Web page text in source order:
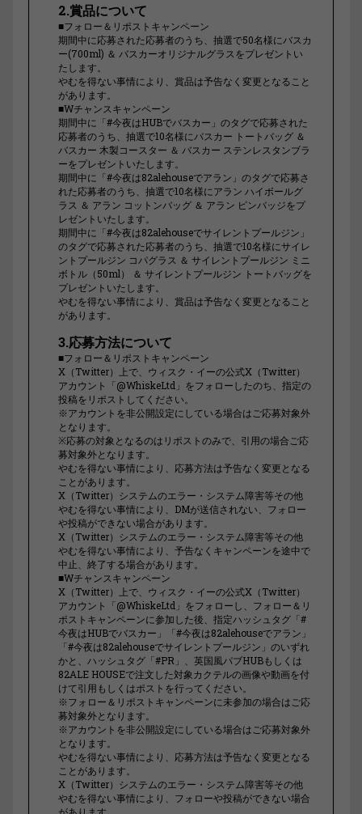
2.賞品について
■フォロー＆リポストキャンペーン
期間中に応募された応募者のうち、抽選で50名様にバスカ
ー(700ml) ＆ バスカーオリジナルグラスをプレゼントい
たします。
やむを得ない事情により、賞品は予告なく変更となること
があります。
■Wチャンスキャンペーン
期間中に「#今夜はHUBでバスカー」のタグで応募された
応募者のうち、抽選で10名様にバスカー トートバッグ ＆
バスカー 木製コースター ＆ バスカー ステンレスタンブラ
ーをプレゼントいたします。
期間中に「#今夜は82alehouseでアラン」のタグで応募さ
れた応募者のうち、抽選で10名様にアラン ハイボールグ
ラス ＆ アラン コットンバッグ ＆ アラン ピンバッジをプ
レゼントいたします。
期間中に「#今夜は82alehouseでサイレントプールジン」
のタグで応募された応募者のうち、抽選で10名様にサイレ
ントプールジン コパグラス ＆ サイレントプールジン ミニ
ボトル（50ml） ＆ サイレントプールジン トートバッグを
プレゼントいたします。
やむを得ない事情により、賞品は予告なく変更となること
があります。
3.応募方法について
■フォロー＆リポストキャンペーン
X（Twitter）上で、ウィスク・イーの公式X（Twitter）
アカウント「@WhiskeLtd」をフォローしたのち、指定の
投稿をリポストしてください。
※アカウントを非公開設定にしている場合はご応募対象外
となります。
※応募の対象となるのはリポストのみで、引用の場合ご応
募対象外となります。
やむを得ない事情により、応募方法は予告なく変更となる
ことがあります。
X（Twitter）システムのエラー・システム障害等その他
やむを得ない事情により、DMが送信されない、フォロー
や投稿ができない場合があります。
X（Twitter）システムのエラー・システム障害等その他
やむを得ない事情により、予告なくキャンペーンを途中で
中止、終了する場合があります。
■Wチャンスキャンペーン
X（Twitter）上で、ウィスク・イーの公式X（Twitter）
アカウント「@WhiskeLtd」をフォローし、フォロー＆リ
ポストキャンペーンに参加した後、指定ハッシュタグ「#
今夜はHUBでバスカー」「#今夜は82alehouseでアラン」
「#今夜は82alehouseでサイレントプールジン」のいずれ
かと、ハッシュタグ「#PR」、英国風パブHUBもしくは
82ALE HOUSEで注文した対象カクテルの画像や動画を付
けて引用もしくはポストを行ってください。
※フォロー＆リポストキャンペーンに未参加の場合はご応
募対象外となります。
※アカウントを非公開設定にしている場合はご応募対象外
となります。
やむを得ない事情により、応募方法は予告なく変更となる
ことがあります。
X（Twitter）システムのエラー・システム障害等その他
やむを得ない事情により、フォローや投稿ができない場合